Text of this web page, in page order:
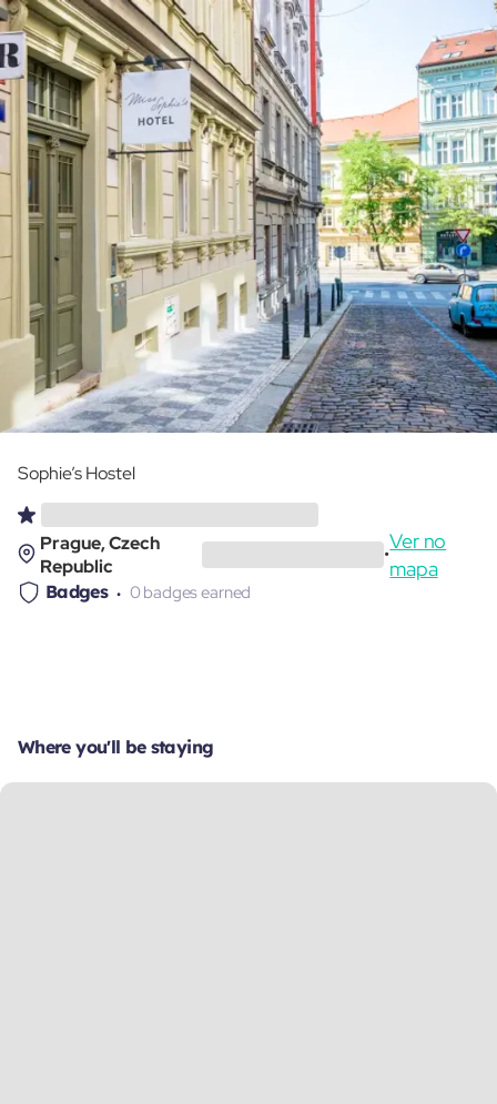
Sophie’s Hostel
Prague, Czech
Republic
•
Ver no
mapa
Badges 0 badges earned
Where you'll be staying